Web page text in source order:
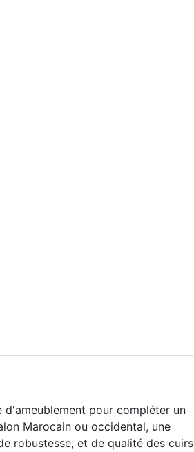
pour compléter un
Marocain ou occidental, une
robustesse, et de qualité des cuirs